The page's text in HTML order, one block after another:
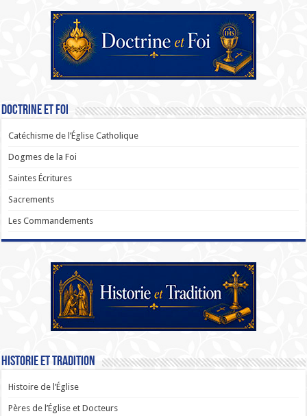
Doctrine et Foi
Catéchisme de l’Église Catholique
Dogmes de la Foi
Saintes Écritures
Sacrements
Les Commandements
Historie et Tradition
Histoire de l’Église
Pères de l’Église et Docteurs